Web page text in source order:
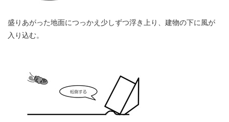
盛りあがった地面につっかえ少しずつ浮き上り、建物の下に風が
入り込む。